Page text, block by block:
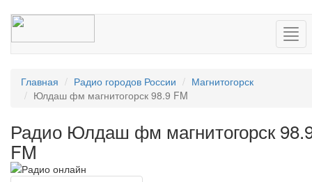
Главная Радио городов России
Магнитогорск
Юлдаш фм магнитогорск 98.9 FM
Радио Юлдаш фм магнитогорск
FM